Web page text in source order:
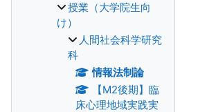
授業（大学院生向
け）
人間社会科学研究
科
情報法制論
【M2後期】臨
床心理地域実践実